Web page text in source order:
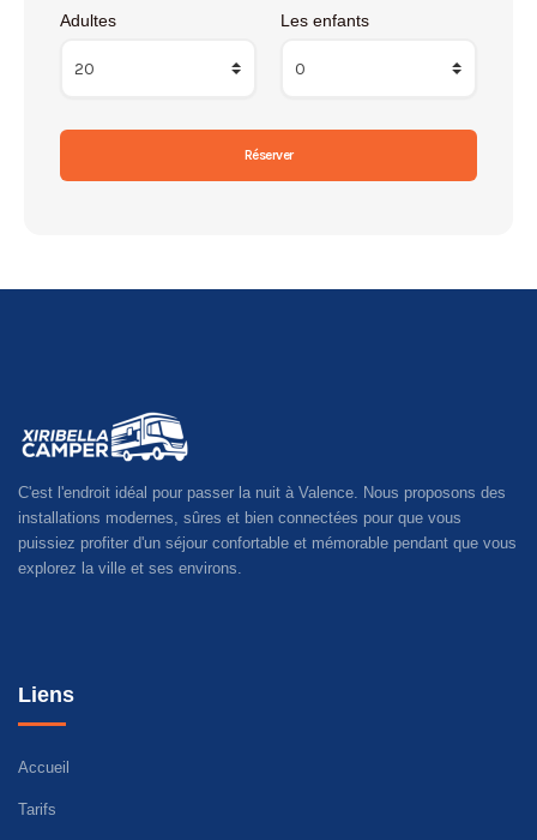
Adultes Les enfants
C'est l'endroit idéal pour passer la nuit à Valence. Nous proposons des
installations modernes, sûres et bien connectées pour que vous
puissiez profiter d'un séjour confortable et mémorable pendant que vous
explorez la ville et ses environs.
Liens
Accueil
Tarifs